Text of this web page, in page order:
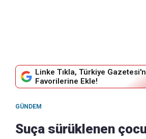
Linke Tıkla, Türkiye
Favorilerine Ekle!
GÜNDEM
Suça sürüklenen